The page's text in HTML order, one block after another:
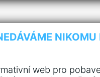
NIKOMU
web pro